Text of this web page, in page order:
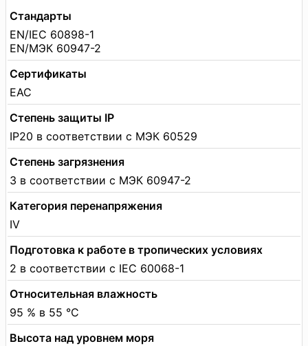
Стандарты
EN/IEC 60898-1
EN/МЭК 60947-2
Сертификаты
EAC
Степень защиты IP
IP20 в соответствии с МЭК 60529
Степень загрязнения
3 в соответствии с МЭК 60947-2
Категория перенапряжения
IV
Подготовка к работе в тропических условиях
2 в соответствии с IEC 60068-1
Относительная влажность
95 % в 55 °C
Высота над уровнем моря